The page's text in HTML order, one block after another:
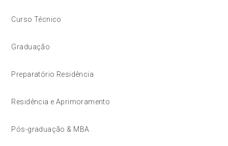
Curso Técnico
Graduação
Preparatório Residência
Residência e Aprimoramento
Pós-graduação & MBA